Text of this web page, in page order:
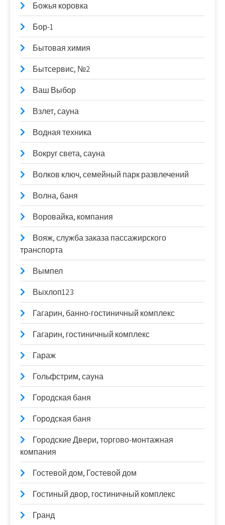
Божья коровка
Бор-1
Бытовая химия
Бытсервис, №2
Ваш Выбор
Взлет, сауна
Водная техника
Вокруг света, сауна
Волков ключ, семейный парк развлечений
Волна, баня
Воровайка, компания
Вояж, служба заказа пассажирского
транспорта
Вымпел
Выхлоп123
Гагарин, банно-гостиничный комплекс
Гагарин, гостиничный комплекс
Гараж
Гольфстрим, сауна
Городская баня
Городская баня
Городские Двери, торгово-монтажная
компания
Гостевой дом, Гостевой дом
Гостиный двор, гостиничный комплекс
Гранд